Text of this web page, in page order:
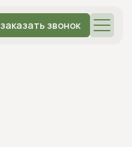
заказать звонок